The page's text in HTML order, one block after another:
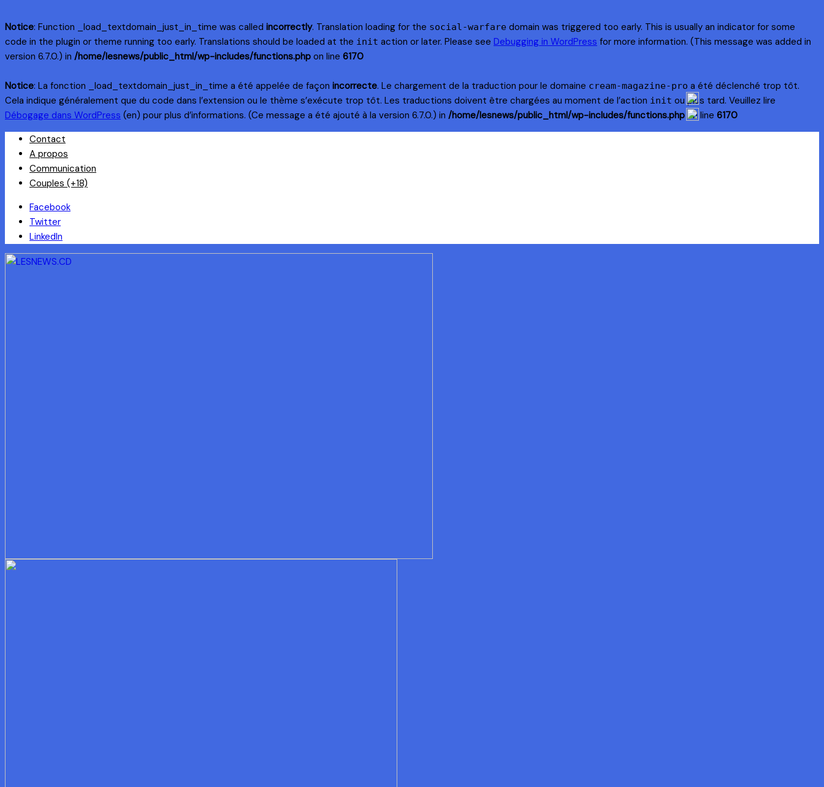
Notice: Function _load_textdomain_just_in_time was called incorrectly. Translation loading for the social-warfare domain was triggered too early. This is usually an indicator for some
code in the plugin or theme running too early. Translations should be loaded at the init action or later. Please see Debugging in WordPress for more information. (This message was added in
version 6.7.0.) in /home/lesnews/public_html/wp-includes/functions.php on line 6170
Notice: La fonction _load_textdomain_just_in_time a été appelée de façon incorrecte. Le chargement de la traduction pour le domaine cream-magazine-pro a été déclenché trop tôt.
Cela indique généralement que du code dans l’extension ou le thème s’exécute trop tôt. Les traductions doivent être chargées au moment de l’action init ou plus tard. Veuillez lire
Débogage dans WordPress (en) pour plus d’informations. (Ce message a été ajouté à la version 6.7.0.) in /home/lesnews/public_html/wp-includes/functions.php on line 6170
Skip
content
Contact
A propos
Communication
Couples (+18)
Facebook
Twitter
LinkedIn